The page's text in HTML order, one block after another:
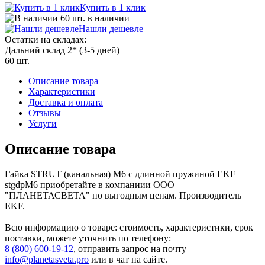
Купить в 1 клик
60 шт. в наличии
Нашли дешевле
Остатки на складах:
Дальний склад 2* (3-5 дней)
60 шт.
Описание товара
Характеристики
Доставка и оплата
Отзывы
Услуги
Описание товара
Гайка STRUT (канальная) М6 с длинной пружиной EKF
stgdpM6 приобретайте в компаниии ООО
"ПЛАНЕТАСВЕТА" по выгодным ценам. Производитель
EKF.
Всю информацию о товаре: стоимость, характеристики, срок
поставки, можете уточнить по телефону:
8 (800) 600-19-12, отправить запрос на почту
info@planetasveta.pro или в чат на сайте.